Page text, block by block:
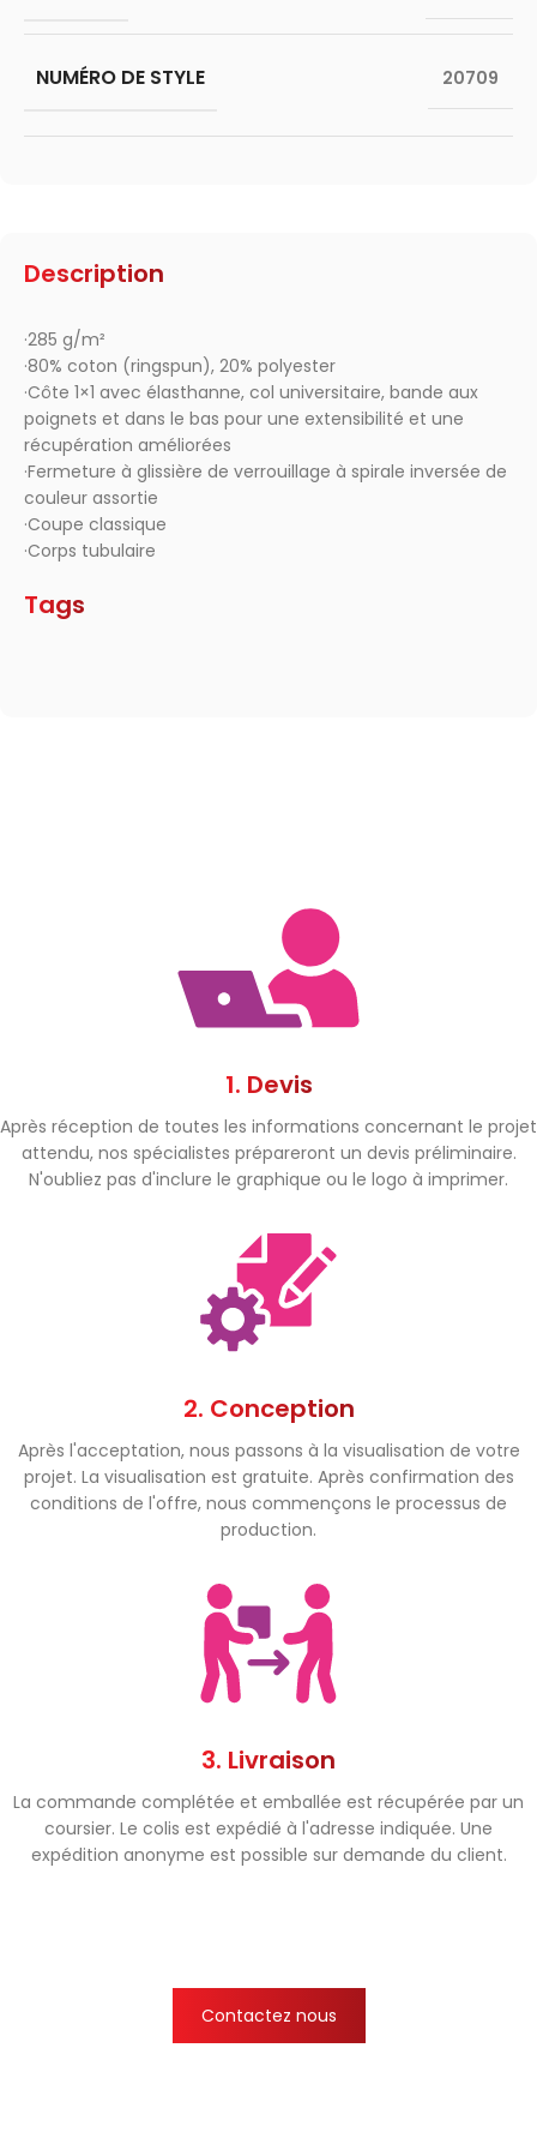
Description
·285 g/m²
·80% coton (ringspun), 20% polyester
·Côte 1×1 avec élasthanne, col universitaire, bande aux
poignets et dans le bas pour une extensibilité et une
récupération améliorées
·Fermeture à glissière de verrouillage à spirale inversée de
couleur assortie
·Coupe classique
·Corps tubulaire
Tags
NUMÉRO DE STYLE 20709
1. Devis
Après réception de toutes les informations concernant le projet
attendu, nos spécialistes prépareront un devis préliminaire.
N'oubliez pas d'inclure le graphique ou le logo à imprimer.
2. Conception
Après l'acceptation, nous passons à la visualisation de votre
projet. La visualisation est gratuite. Après confirmation des
conditions de l'offre, nous commençons le processus de
production.
3. Livraison
La commande complétée et emballée est récupérée par un
coursier. Le colis est expédié à l'adresse indiquée. Une
expédition anonyme est possible sur demande du client.
Contactez nous